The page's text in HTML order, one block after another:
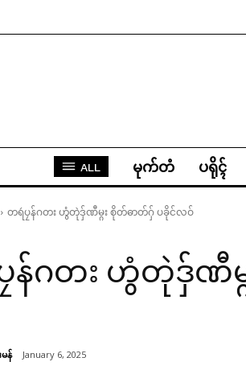
ALL မုက်တံ ပရိုၚ်
တရဴပၠန်ဂတး ဟွံတုဲဒှ်ဏီမ္ဂး စိုတ်ဓာတ်ဂှ် ပခိုင်လဝ်
ဂတး ဟွံတုဲဒှ်ဏီမ္
မန် January 6, 2025